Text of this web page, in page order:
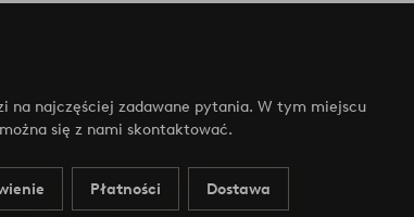
na najczęściej zadawane pytania. W tym miejscu
się z nami skontaktować.
Płatności Dostawa